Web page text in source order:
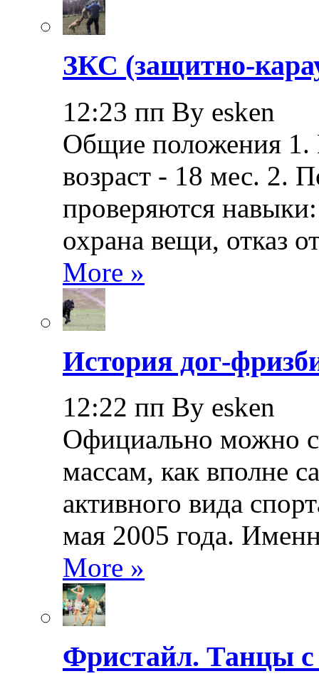
ЗКС (защитно-
12:23 пп By esken
Общие положения
возраст - 18 мес. 2.
проверяются
охрана вещи, отказ
More »
История дог-
12:22 пп By esken
Официально можно
массам, как вполне
активного вида
мая 2005 года.
More »
Фристайл. Танцы с